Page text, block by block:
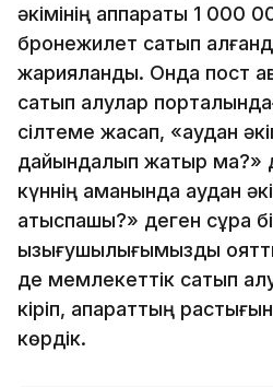
әкімінің аппараты 1 000
бронежилет сатып
жарияланды. Онда пост
сатып алулар
сілтеме жасап, «аудан
дайындалып жатыр ма?»
күннің аманында аудан
атыспақшы?» деген сұрақ
қызығушылығымызды
де мемлекеттік сатып
кіріп, ақпараттың
көрдік.